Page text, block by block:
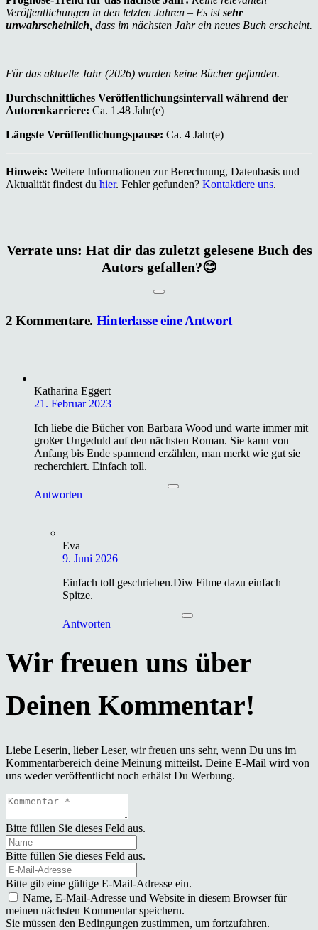
Veröffentlichungen in den letzten Jahren – Es istsehr
unwahrscheinlich, dass im nächsten Jahr ein neues Buch erscheint.
Für das aktuelle Jahr (2026) wurden keine Bücher gefunden.
Durchschnittliches Veröffentlichungsintervall während der
Autorenkarriere: Ca. 1.48 Jahr(e)
Längste Veröffentlichungspause: Ca. 4 Jahr(e)
Hinweis: Weitere Informationen zur Berechnung, Datenbasis und
Aktualität findest du hier. Fehler gefunden? Kontaktiere uns.
Verrate uns: Hat dir das zuletzt gelesene Buch des
Autors gefallen?😊
2Kommentare. Hinterlasse eine Antwort
Katharina Eggert
21. Februar 2023
Ich liebe die Bücher von Barbara Wood und warte immer mit
großer Ungeduld auf den nächsten Roman. Sie kann von
Anfang bis Ende spannend erzählen, man merkt wie gut sie
recherchiert. Einfach toll.
Antworten
Eva
9. Juni 2026
Einfach toll geschrieben.Diw Filme dazu einfach
Spitze.
Antworten
Liebe Leserin, lieber Leser, wir freuen uns sehr, wenn Du uns im
Kommentarbereich deine Meinung mitteilst. Deine E-Mail wird von
uns weder veröffentlicht noch erhälst Du Werbung.
Bitte füllen Sie dieses Feld aus.
Bitte füllen Sie dieses Feld aus.
Bitte gib eine gültige E-Mail-Adresse ein.
Name, E-Mail-Adresse und Website in diesem Browser für
meinen nächsten Kommentar speichern.
Sie müssen den Bedingungen zustimmen, um fortzufahren.